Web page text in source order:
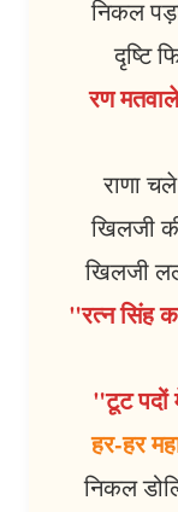
निकल
दृष्टि
रण
राणा
खिलजी
खिलजी
"रत्न सिंह
"टूट पदों
हर-हर
निकल